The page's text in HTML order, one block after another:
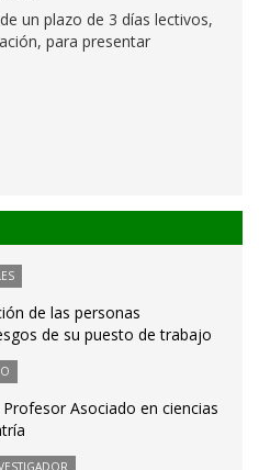
un plazo de 3 días lectivos,
para presentar
de las personas
de su puesto de trabajo
Asociado en ciencias